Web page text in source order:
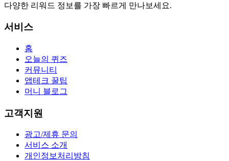
다양한 리워드 정보를 가장 빠르게 만나보세요.
서비스
홈
오늘의 퀴즈
커뮤니티
앱테크 꿀팁
머니 블로그
고객지원
광고/제휴 문의
서비스 소개
개인정보처리방침